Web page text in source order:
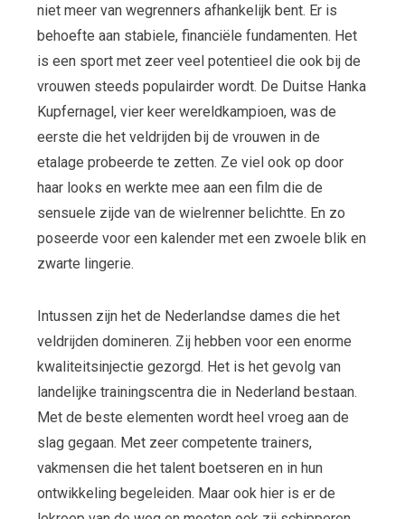
niet meer van wegrenners afhankelijk bent. Er is
behoefte aan stabiele, financiële fundamenten. Het
is een sport met zeer veel potentieel die ook bij de
vrouwen steeds populairder wordt. De Duitse Hanka
Kupfernagel, vier keer wereldkampioen, was de
eerste die het veldrijden bij de vrouwen in de
etalage probeerde te zetten. Ze viel ook op door
haar looks en werkte mee aan een film die de
sensuele zijde van de wielrenner belichtte. En zo
poseerde voor een kalender met een zwoele blik en
zwarte lingerie.
Intussen zijn het de Nederlandse dames die het
veldrijden domineren. Zij hebben voor een enorme
kwaliteitsinjectie gezorgd. Het is het gevolg van
landelijke trainingscentra die in Nederland bestaan.
Met de beste elementen wordt heel vroeg aan de
slag gegaan. Met zeer competente trainers,
vakmensen die het talent boetseren en in hun
ontwikkeling begeleiden. Maar ook hier is er de